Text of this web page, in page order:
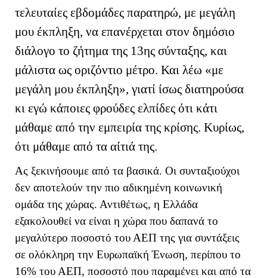
τελευταίες εβδομάδες παρατηρώ, με μεγάλη
μου έκπληξη, να επανέρχεται στον δημόσιο
διάλογο το ζήτημα της 13ης σύνταξης, και
μάλιστα ως οριζόντιο μέτρο. Και λέω «με
μεγάλη μου έκπληξη», γιατί ίσως διατηρούσα
κι εγώ κάποιες φρούδες ελπίδες ότι κάτι
μάθαμε από την εμπειρία της κρίσης. Κυρίως,
ότι μάθαμε από τα αίτιά της.
Ας ξεκινήσουμε από τα βασικά. Οι συνταξιούχοι
δεν αποτελούν την πιο αδικημένη κοινωνική
ομάδα της χώρας. Αντιθέτως, η Ελλάδα
εξακολουθεί να είναι η χώρα που δαπανά το
μεγαλύτερο ποσοστό του ΑΕΠ της για συντάξεις
σε ολόκληρη την Ευρωπαϊκή Ένωση, περίπου το
16% του ΑΕΠ, ποσοστό που παραμένει και από τα